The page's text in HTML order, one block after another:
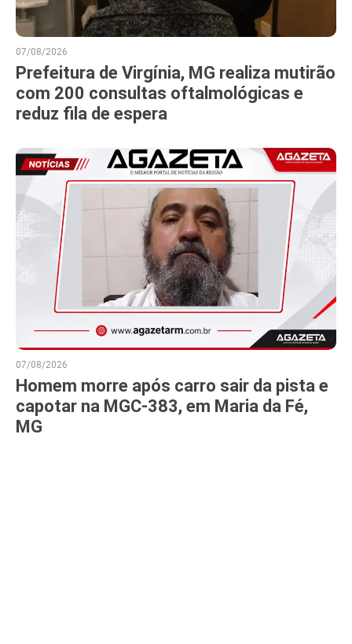
07/08/2026
Prefeitura de Virgínia, MG realiza mutirão
com 200 consultas oftalmológicas e
reduz fila de espera
07/08/2026
Homem morre após carro sair da pista e
capotar na MGC-383, em Maria da Fé,
MG